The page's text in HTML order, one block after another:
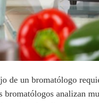
de un bromatólogo
bromatólogos analizan